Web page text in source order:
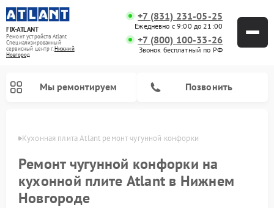
FIX-ATLANT
Ремонт устройств Atlant
Специализированный
cервисный центр г.Нижний
Новгород
+7 (831) 231-05-25
Ежедневно с 9:00 до 21:00
+7 (800) 100-33-26
Звонок бесплатный по РФ
Мы ремонтируем Позвонить
Кухонная плита Atlant ремонт чугунной конфорки
Ремонт чугунной конфорки на
кухонной плите Atlant в Нижнем
Новгороде